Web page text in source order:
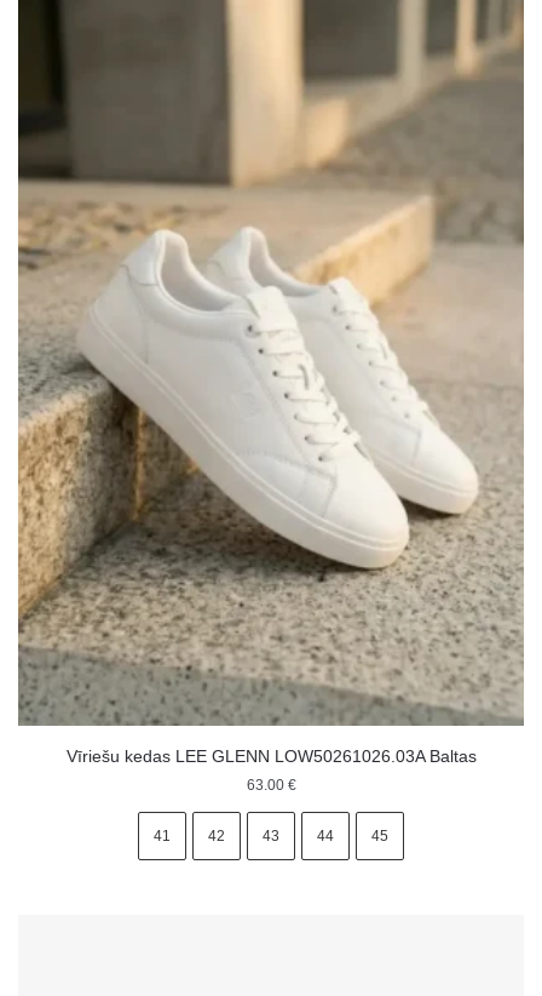
Vīriešu kedas LEE GLENN LOW50261026.03A Baltas
63.00 €
41 42 43 44 45